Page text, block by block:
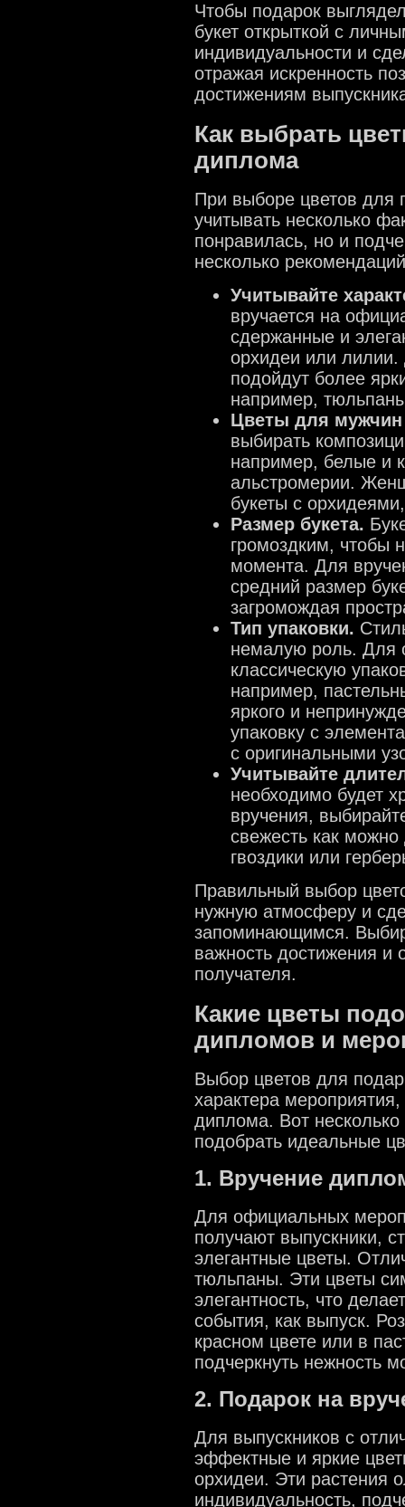
Чтобы подарок
букет открыткой с
индивидуальности и
отражая искренность
достижениям
Как выбрать
диплома
При выборе цветов для
учитывать несколько
понравилась, но и
несколько
Учитывайте
вручается на
сдержанные и
орхидеи или
подойдут более
например,
Цветы для
выбирать
например, белые и
альстромерии.
букеты с
Размер букета.
громоздким, чтобы
момента. Для
средний размер
загромождая
Тип упаковки.
немалую роль. Для
классическую
например,
яркого и
упаковку с
с оригинальными
Учитывайте
необходимо будет
вручения,
свежесть как
гвоздики или
Правильный выбор
нужную атмосферу и
запоминающимся.
важность достижения и
получателя.
Какие цветы
дипломов и
Выбор цветов для
характера
диплома. Вот
подобрать идеальные
1. Вручение
Для официальных
получают выпускники,
элегантные цветы.
тюльпаны. Эти цветы
элегантность, что
события, как выпуск.
красном цвете или в
подчеркнуть нежность
2. Подарок на
Для выпускников с
эффектные и яркие
орхидеи. Эти растения
индивидуальность,